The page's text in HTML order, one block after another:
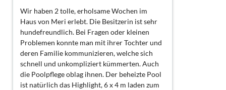
Wir haben 2 tolle, erholsame Wochen im
Haus von Meri erlebt. Die Besitzerin ist sehr
hundefreundlich. Bei Fragen oder kleinen
Problemen konnte man mit ihrer Tochter und
deren Familie kommunizieren, welche sich
schnell und unkompliziert kümmerten. Auch
die Poolpflege oblag ihnen. Der beheizte Pool
ist natürlich das Highlight, 6 x 4 m laden zum